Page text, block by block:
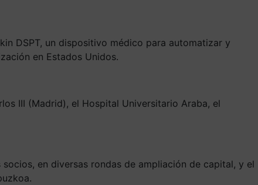
DSPT, un dispositivo médico para automatizar y
en Estados Unidos.
III (Madrid), el Hospital Universitario Araba, el
en diversas rondas de ampliación de capital, y el